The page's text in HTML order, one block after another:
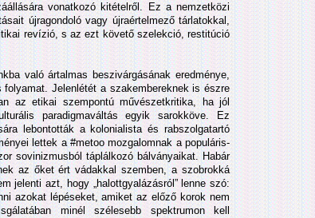
vonatkozó kitételről. Ez a nemzetközi
újragondoló vagy újraértelmező tárlatokkal,
revízió, s az ezt követő szelekció, restitúció
való ártalmas beszivárgásának eredménye,
Jelenlétét a szakembereknek is észre
az etikai szempontú művészetkritika, ha jól
paradigmaváltás egyik sarokköve. Ez
lebontották a kolonialista és rabszolgatartó
lettek a #metoo mozgalomnak a populáris-
sovinizmusból táplálkozó bálványaikat. Habár
az őket ért vádakkal szemben, a szobrokká
jelenti azt, hogy „halottgyalázásról” lenne szó:
azokat lépéseket, amiket az előző korok nem
minél szélesebb spektrumon kell